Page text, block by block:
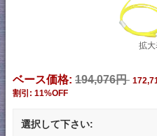
拡
ベース価格: 194,076円
割引: 11%OFF
選択して下さい: